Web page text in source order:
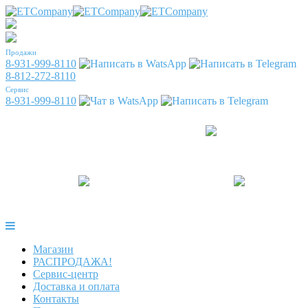
Продажи
8-931-999-8110
8-812-272-8110
Сервис
8-931-999-8110
Магазин
РАСПРОДАЖА!
Сервис-центр
Доставка и оплата
Контакты